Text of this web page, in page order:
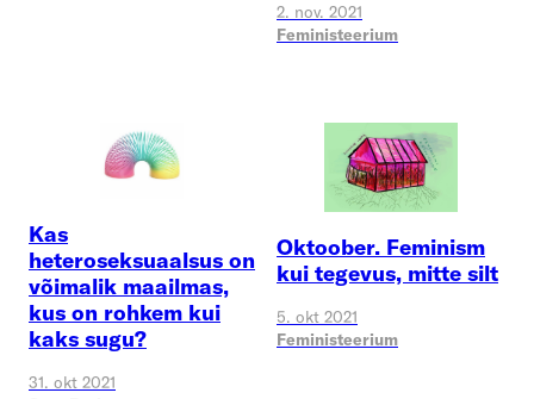
2. nov. 2021
Feministeerium
Kas
heteroseksuaalsus on
võimalik maailmas,
kus on rohkem kui
kaks sugu?
31. okt 2021
Oktoober. Feminism
kui tegevus, mitte silt
5. okt 2021
Feministeerium